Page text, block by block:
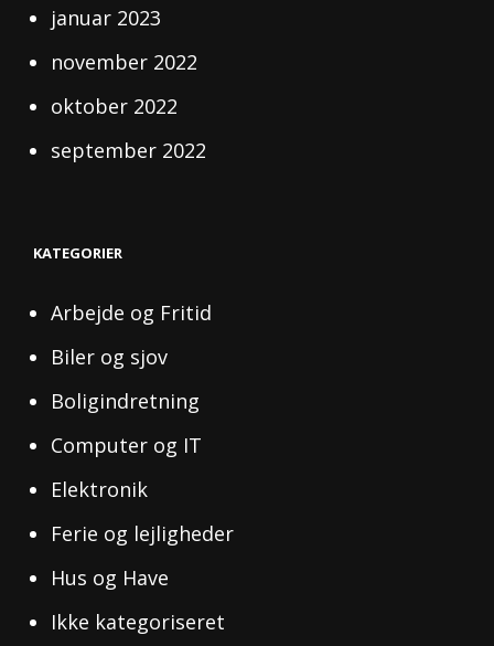
januar 2023
november 2022
oktober 2022
september 2022
KATEGORIER
Arbejde og Fritid
Biler og sjov
Boligindretning
Computer og IT
Elektronik
Ferie og lejligheder
Hus og Have
Ikke kategoriseret